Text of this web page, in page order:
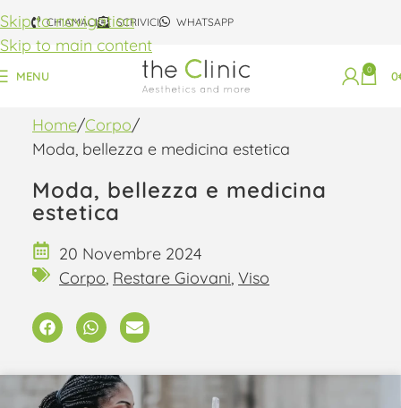
Skip to navigation
Skip to main content
CHIAMACI SCRIVICI WHATSAPP
MENU 0 0
Home Corpo
Moda, bellezza e medicina estetica
Moda, bellezza e medicina
estetica
20 Novembre 2024
Corpo, Restare Giovani, Viso